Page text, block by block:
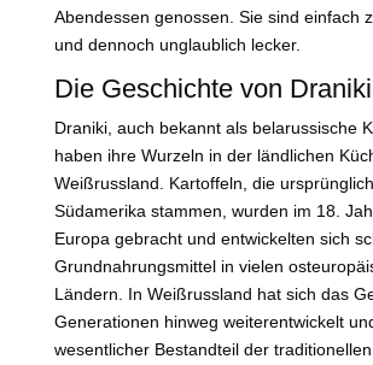
Abendessen genossen. Sie sind einfach
und dennoch unglaublich lecker.
Die Geschichte von Draniki
Draniki, auch bekannt als belarussische
haben ihre Wurzeln in der ländlichen
Weißrussland. Kartoffeln, die
Südamerika stammen, wurden im 18.
Europa gebracht und entwickelten sich
Grundnahrungsmittel in vielen
Ländern. In Weißrussland hat sich das
Generationen hinweg weiterentwickelt
wesentlicher Bestandteil der